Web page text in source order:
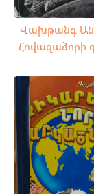
Վախթանգ
Հովազաձորի